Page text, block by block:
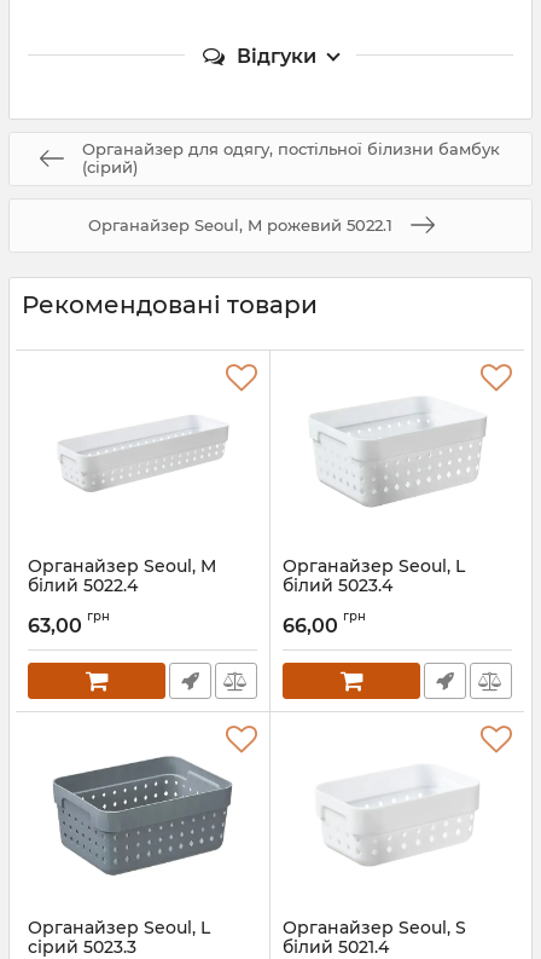
Відгуки
Органайзер для одягу, постільної білизни бамбук
(сірий)
Органайзер Seoul, M рожевий 5022.1
Рекомендовані товари
Органайзер Seoul, M
білий 5022.4
63,00 грн
Органайзер Seoul, L
білий 5023.4
66,00 грн
Органайзер Seoul, L
сірий 5023.3
Органайзер Seoul, S
білий 5021.4